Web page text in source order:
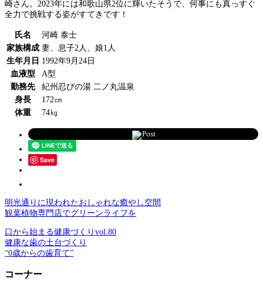
崎さん。2023年には和歌山県2位に輝いたそうで、何事にも真っすぐ
全力で挑戦する姿がすてきです！
氏名
河崎 泰士
家族構成 妻、息子2人、娘1人
生年月日 1992年9月24日
血液型
A型
勤務先
紀州忍びの湯 二ノ丸温泉
身長
172㎝
体重
74㎏
Post
Save
明光通りに現われたおしゃれな癒やし空間
観葉植物専門店でグリーンライフを
口から始まる健康づくりvol.80
健康な歯の土台づくり
“0歳からの歯育て”
コーナー